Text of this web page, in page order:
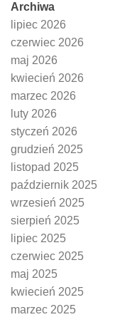
Archiwa
lipiec 2026
czerwiec 2026
maj 2026
kwiecień 2026
marzec 2026
luty 2026
styczeń 2026
grudzień 2025
listopad 2025
październik 2025
wrzesień 2025
sierpień 2025
lipiec 2025
czerwiec 2025
maj 2025
kwiecień 2025
marzec 2025